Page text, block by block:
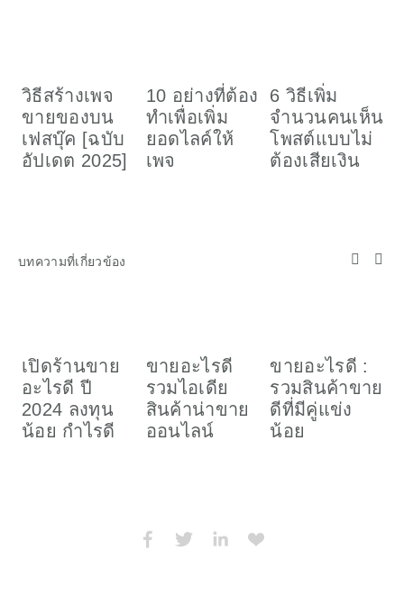
วิธีสร้างเพจ
ขายของบน
เฟสบุ๊ค [ฉบับ
อัปเดต 2025]
10 อย่างที่ต้อง
ทำเพื่อเพิ่ม
ยอดไลค์ให้
เพจ
6 วิธีเพิ่ม
จำนวนคนเห็น
โพสต์แบบไม่
ต้องเสียเงิน
บทความที่เกี่ยวข้อง
เปิดร้านขาย
อะไรดี ปี
2024 ลงทุน
น้อย กำไรดี
ขายอะไรดี
รวมไอเดีย
สินค้าน่าขาย
ออนไลน์
ขายอะไรดี :
รวมสินค้าขาย
ดีที่มีคู่แข่ง
น้อย